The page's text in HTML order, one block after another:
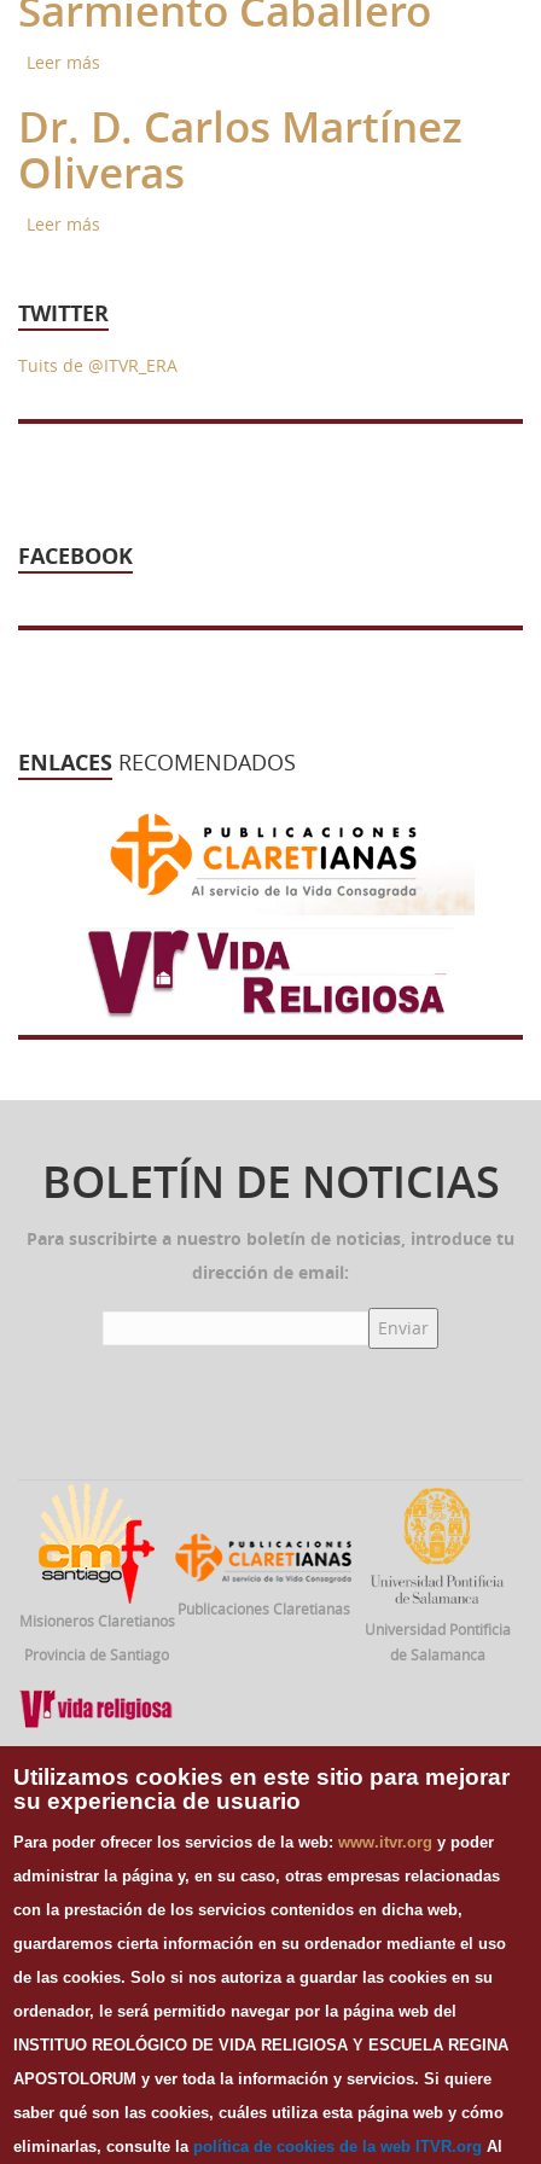
43 Semana (2014)
41 Semana (2012)
40 Semana (2011)
39 Semana (2010)
Leer más
Dr. D. Carlos Martínez
Oliveras
Leer más
TWITTER
Tuits de @ITVR_ERA
FACEBOOK
ENLACES RECOMENDADOS
BOLETÍN DE NOTICIAS
Para suscribirte a nuestro boletín de noticias, introduce tu
dirección de email:
Misioneros Claretianos
Provincia de Santiago
Publicaciones Claretianas
Universidad Pontificia
de Salamanca
Vida Religiosa
Instituto Teológico de Vida Religiosa
Escuela Regina Apostolorum
28008 Madrid
Tel. 91 540 12 73
Whatsapp: 626 278 077
email.secretaria@itvr.org
Lunes a Viernes: 10h-14h y 16:30h-20:30h
Utilizamos cookies en este sitio para mejorar
su experiencia de usuario
Para poder ofrecer los servicios de la web:www.itvr.org y poder
administrar la página y, en su caso, otras empresas relacionadas
con la prestación de los servicios contenidos en dicha web,
guardaremos cierta información en su ordenador mediante el uso
de las cookies. Solo si nos autoriza a guardar las cookies en su
ordenador, le será permitido navegar por la página web del
INSTITUO REOLÓGICO DE VIDA RELIGIOSA Y ESCUELA REGINA
APOSTOLORUM y ver toda la información y servicios. Si quiere
saber qué son las cookies, cuáles utiliza esta página web y cómo
eliminarlas, consulte la política de cookies de la web ITVR.org Al